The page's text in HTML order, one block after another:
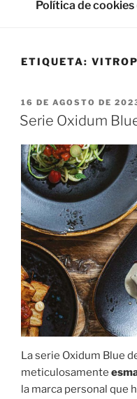
Política de cookies
ETIQUETA:
PUBLICADO
EL
16 DE AGOSTO DE
Serie Oxidum
La serie Oxidum Blue
meticulosamente
la marca personal que